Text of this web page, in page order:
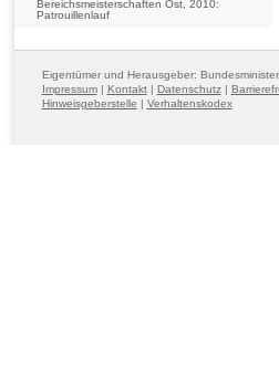
Bereichsmeisterschaften Ost, 2010:
Patrouillenlauf
Eigentümer und Herausgeber:
Impressum| Kontakt| Datenschutz|
Hinweisgeberstelle | Verhaltenskodex